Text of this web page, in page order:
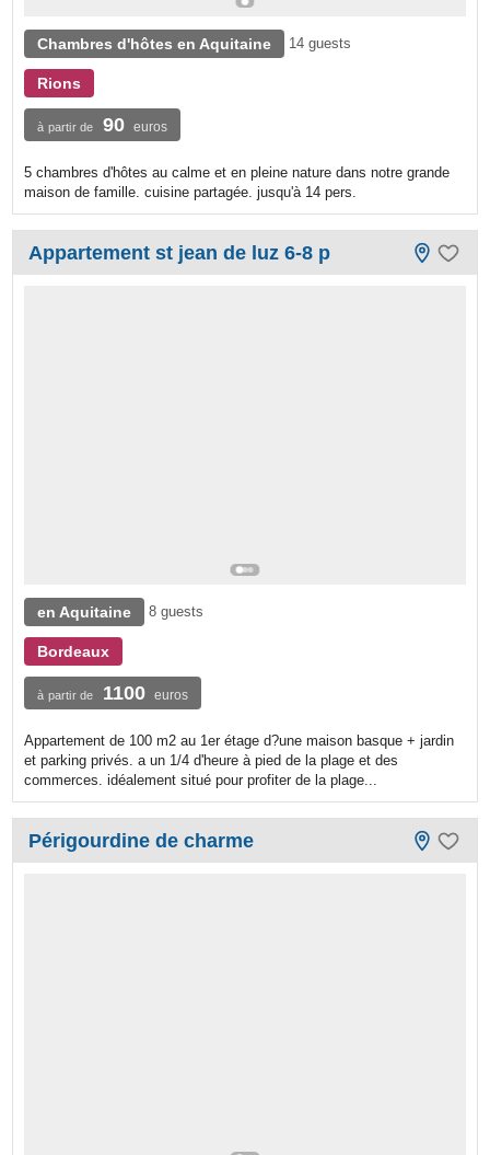
Chambres d'hôtes en Aquitaine 14 guests
Rions
à partir de 90 euros
5 chambres d'hôtes au calme et en pleine nature dans notre grande
maison de famille. cuisine partagée. jusqu'à 14 pers.
Appartement st jean de luz 6-8 p
en Aquitaine 8 guests
Bordeaux
à partir de 1100 euros
Appartement de 100 m2 au 1er étage d?une maison basque + jardin
et parking privés. a un 1/4 d'heure à pied de la plage et des
commerces. idéalement situé pour profiter de la plage...
Périgourdine de charme